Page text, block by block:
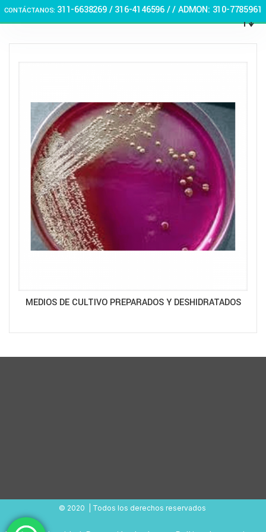
CONTÁCTANOS: 311-6638269 /316-4146596 / / ADMON: 310-7785961
MEDIOS DE CULTIVO PREPARADOS Y DESHIDRATADOS
© 2020 | Todos los derechos reservados
🏠 Stay at home! 25% discount on all medicines